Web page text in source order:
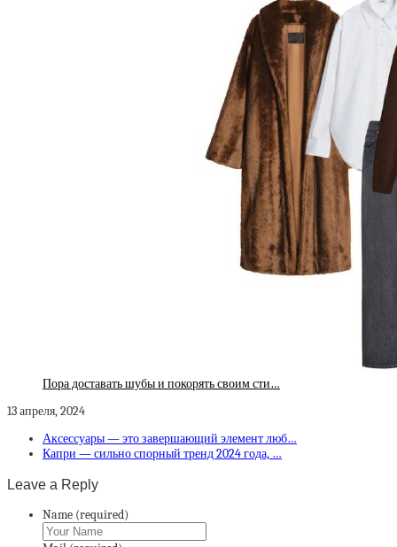
Пора доставать шубы и покорять своим сти…
13 апреля, 2024
Аксессуары — это завершающий элемент люб…
Капри — сильно спорный тренд 2024 года, …
Leave a Reply
Name (required)